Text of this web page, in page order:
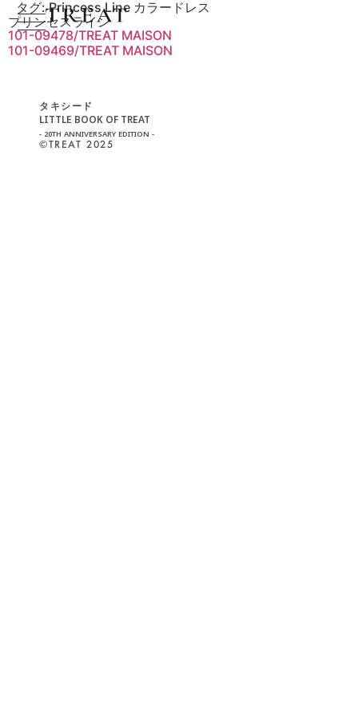
タグ:Princess Line カラードレス
プリンセスライン
101-09478/TREAT MAISON
101-09469/TREAT MAISON
タキシード
LITTLE BOOK OF TREAT
- 20TH ANNIVERSARY EDITION -
©︎TREAT 2025